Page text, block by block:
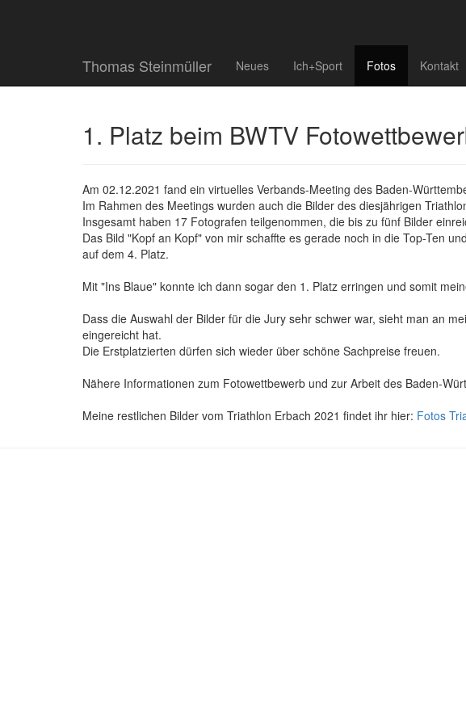
Thomas Steinmüller Neues Ich+Sport Fotos Kontakt
1. Platz beim BWTV
Am 02.12.2021 fand ein virtuelles Verbands-Meeting des Baden-
Im Rahmen des Meetings wurden auch die Bilder des diesjährigen
Insgesamt haben 17 Fotografen teilgenommen, die bis zu fünf Bilder
Das Bild "Kopf an Kopf" von mir schaffte es gerade noch in die Top-Ten
auf dem 4. Platz.
Mit "Ins Blaue" konnte ich dann sogar den 1. Platz erringen und somit
Dass die Auswahl der Bilder für die Jury sehr schwer war, sieht man an
eingereicht hat.
Die Erstplatzierten dürfen sich wieder über schöne Sachpreise freuen.
Nähere Informationen zum Fotowettbewerb und zur Arbeit des Baden-
Meine restlichen Bilder vom Triathlon Erbach 2021 findet ihr hier: Fotos